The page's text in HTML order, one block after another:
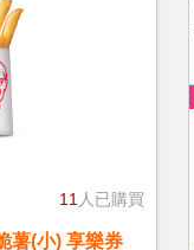
11 人已購買
薯(小) 享樂券